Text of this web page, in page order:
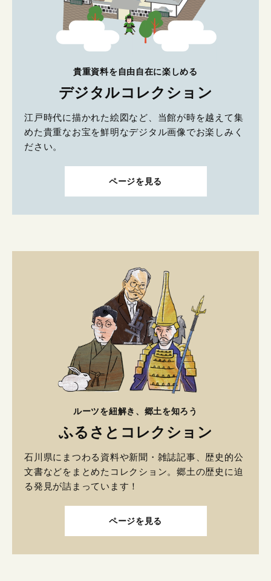
貴重資料を自由自在に楽しめる
デジタルコレクション
江戸時代に描かれた絵図など、当館が時を越えて集
めた貴重なお宝を鮮明なデジタル画像でお楽しみく
ださい。
ページを見る
ルーツを紐解き、郷土を知ろう
ふるさとコレクション
石川県にまつわる資料や新聞・雑誌記事、歴史的公
文書などをまとめたコレクション。郷土の歴史に迫
る発見が詰まっています！
ページを見る